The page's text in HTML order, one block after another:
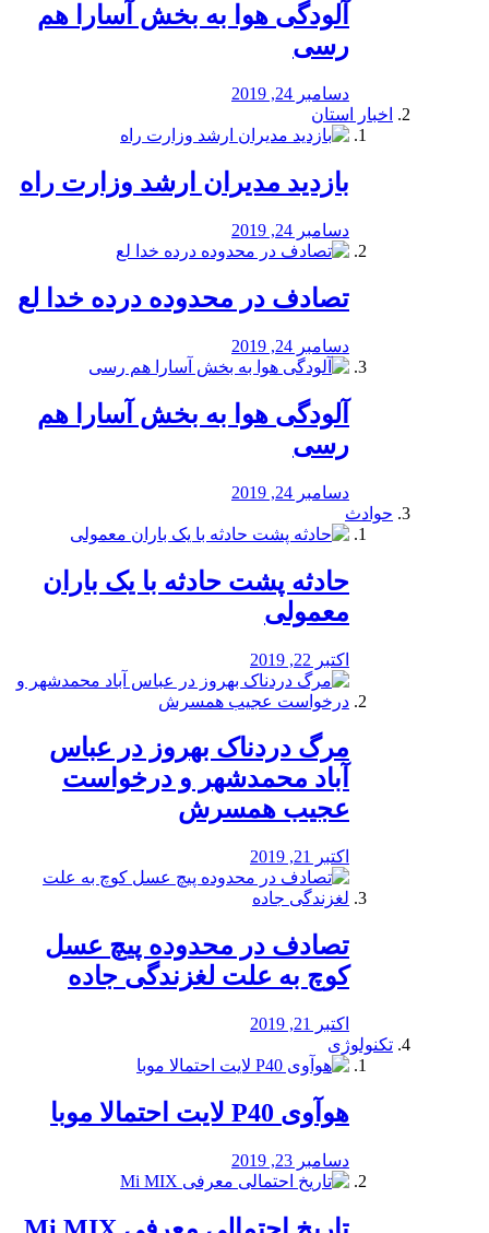
آلودگی هوا به بخش آسارا هم
رسی
دسامبر 24, 2019
اخبار استان
بازدید مدیران ارشد وزارت راه
دسامبر 24, 2019
تصادف در محدوده درده خدا لع
دسامبر 24, 2019
آلودگی هوا به بخش آسارا هم
رسی
دسامبر 24, 2019
حوادث
️حادثه پشت حادثه با یک باران
معمولی
اکتبر 22, 2019
مرگ دردناک بهروز در عباس
آباد محمدشهر و درخواست
عجیب همسرش
اکتبر 21, 2019
تصادف در محدوده پیچ عسل
کوچ به علت لغزندگی جاده
اکتبر 21, 2019
تکنولوژی
هوآوی P40 لایت احتمالا موبا
دسامبر 23, 2019